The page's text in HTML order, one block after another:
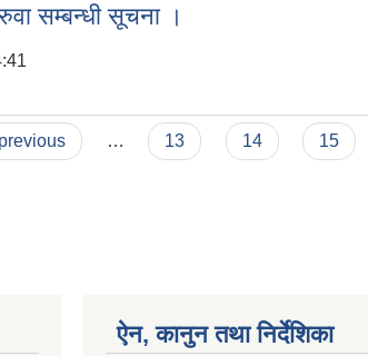
सम्बन्धी सूचना ।
… 13 14 15
ऐन, कानुन तथा निर्देशिका